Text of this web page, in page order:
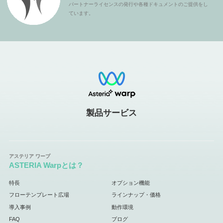
パートナーライセンスの発行や各種ドキュメントのご提供をし
ています。
製品サービス
ASTERIA Warpとは？
特長 オプション機能
フローテンプレート広場 ラインナップ・価格
導入事例 動作環境
FAQ ブログ